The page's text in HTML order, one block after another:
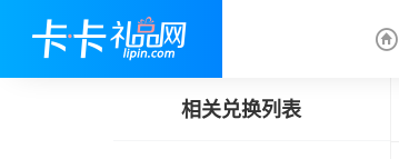

相关兑换列表